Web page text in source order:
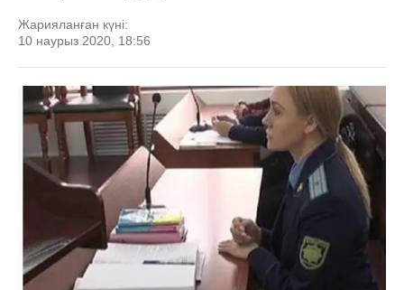
Жарияланған күні:
10 наурыз 2020, 18:56